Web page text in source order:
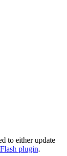
to either update
Flash plugin.